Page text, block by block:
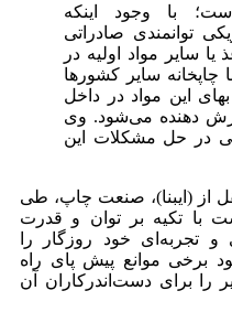
با وجود اینکه
توانمندی صادراتی
سایر مواد اولیه در
سایر کشورها
این مواد در داخل
دهنده می‌شود. وی
در حل مشکلات این
از (ایبنا)، صنعت چاپ، طی
با تکیه بر توان و قدرت
و تجربه‌ای خود روزگار را
برخی موانع پیش پای راه
را برای دست‌اندرکاران آن